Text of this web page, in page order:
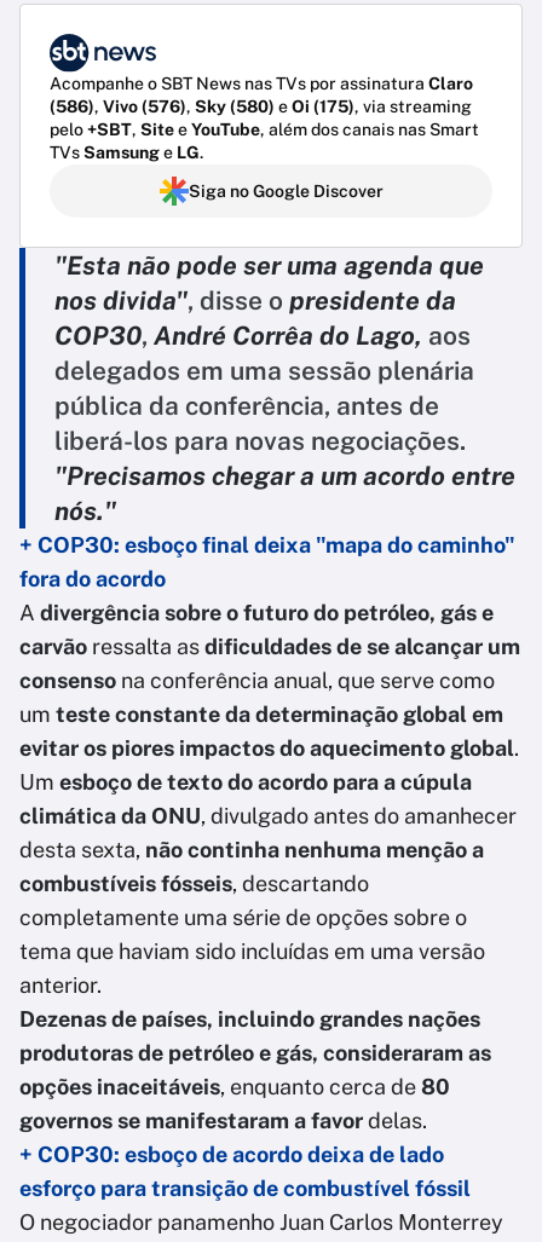
Acompanhe o SBT News nas TVs por assinatura Claro
(586), Vivo (576), Sky (580) eOi (175), via streaming
pelo+SBT, SiteeYouTube, além dos canais nas Smart
TVsSamsunge LG.
Siga no Google Discover
"Esta não pode ser uma agenda que
nos divida", disse o presidente da
COP30, André Corrêa do Lago, aos
delegados em uma sessão plenária
pública da conferência, antes de
liberá-los para novas negociações.
"Precisamos chegar a um acordo entre
nós."
+ COP30: esboço final deixa "mapa do caminho"
fora do acordo
A divergência sobre o futuro do petróleo, gás e
carvão ressalta asdificuldades de se alcançar um
consenso na conferência anual, que serve como
um teste constante da determinação global em
evitar os piores impactos do aquecimento global.
Um esboço de texto do acordo para a cúpula
climática da ONU, divulgado antes do amanhecer
desta sexta, não continha nenhuma menção a
combustíveis fósseis, descartando
completamente uma série de opções sobre o
tema que haviam sido incluídas em uma versão
anterior.
Dezenas de países, incluindo grandes nações
produtoras de petróleo e gás, consideraram as
opções inaceitáveis, enquanto cerca de80
governos se manifestaram a favordelas.
+ COP30: esboço de acordo deixa de lado
esforço para transição de combustível fóssil
O negociador panamenho Juan Carlos Monterrey